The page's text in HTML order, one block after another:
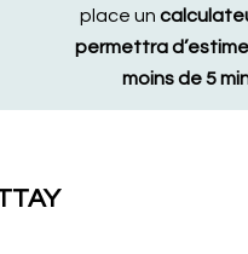
place un
permettra
moins de 5